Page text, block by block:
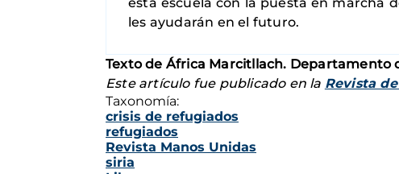
les ayudarán en el futuro.
Texto de África Marcitllach. Departamento
Este artículo fue publicado en la Revista
Taxonomía:
crisis de refugiados
refugiados
Revista Manos Unidas
siria